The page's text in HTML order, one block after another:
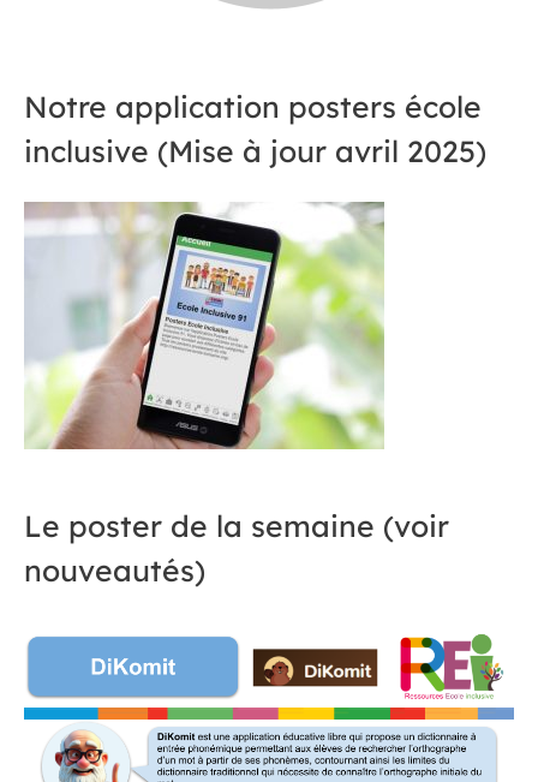
Notre application posters école
inclusive (Mise à jour avril 2025)
Le poster de la semaine (voir
nouveautés)